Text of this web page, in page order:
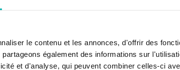
le contenu et les annonces, d'offrir des
également des informations sur
et d'analyse, qui peuvent combiner celles-ci
12-17